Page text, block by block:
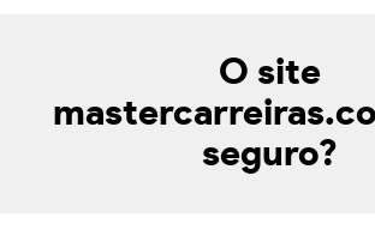
O site
seguro?